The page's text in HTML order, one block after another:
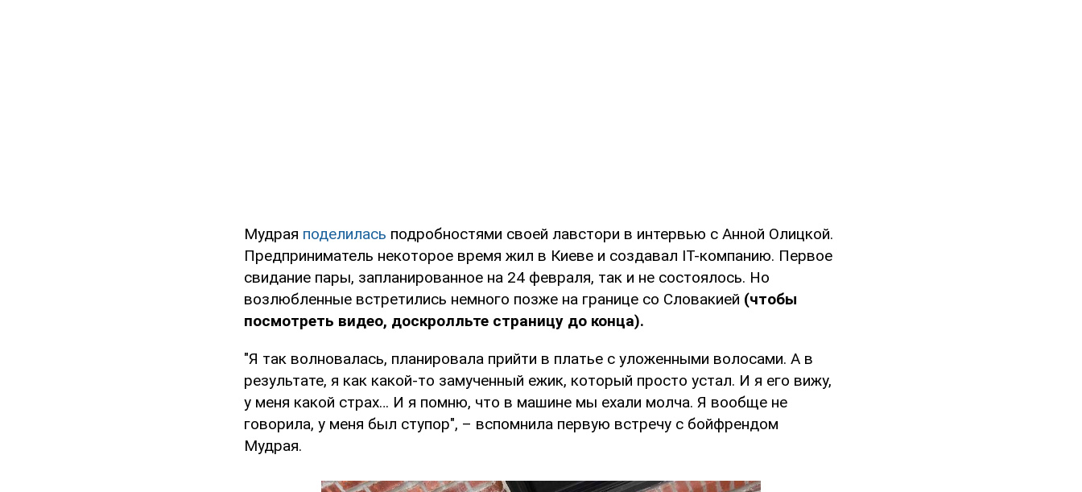
Мудрая поделилась подробностями своей лавстори в интервью с Анной Олицкой.
Предприниматель некоторое время жил в Киеве и создавал IT-компанию. Первое
свидание пары, запланированное на 24 февраля, так и не состоялось. Но
возлюбленные встретились немного позже на границе со Словакией (чтобы
посмотреть видео, доскролльте страницу до конца).
"Я так волновалась, планировала прийти в платье с уложенными волосами. А в
результате, я как какой-то замученный ежик, который просто устал. И я его вижу,
у меня какой страх… И я помню, что в машине мы ехали молча. Я вообще не
говорила, у меня был ступор", – вспомнила первую встречу с бойфрендом
Мудрая.